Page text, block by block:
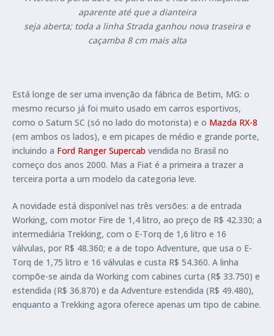
aparente até que a dianteira
seja aberta; toda a linha Strada ganhou nova traseira e
caçamba 8 cm mais alta
Está longe de ser uma invenção da fábrica de Betim, MG: o
mesmo recurso já foi muito usado em carros esportivos,
como o Saturn SC (só no lado do motorista) e o Mazda RX-8
(em ambos os lados), e em picapes de médio e grande porte,
incluindo a Ford Ranger Supercab vendida no Brasil no
começo dos anos 2000. Mas a Fiat é a primeira a trazer a
terceira porta a um modelo da categoria leve.
A novidade está disponível nas três versões: a de entrada
Working, com motor Fire de 1,4 litro, ao preço de R$ 42.330; a
intermediária Trekking, com o E-Torq de 1,6 litro e 16
válvulas, por R$ 48.360; e a de topo Adventure, que usa o E-
Torq de 1,75 litro e 16 válvulas e custa R$ 54.360. A linha
compõe-se ainda da Working com cabines curta (R$ 33.750) e
estendida (R$ 36.870) e da Adventure estendida (R$ 49.480),
enquanto a Trekking agora oferece apenas um tipo de cabine.